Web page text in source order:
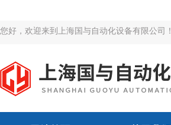
您好，欢迎来到上海国与自动化设备有限公司！